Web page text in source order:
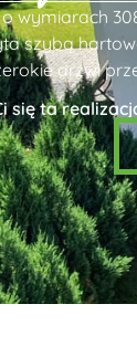
wymiarach
szybą
drzwi
się ta